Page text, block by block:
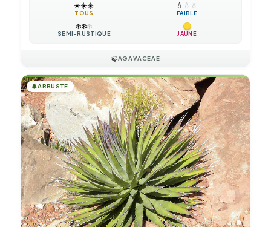
☀️☀️☀️
TOUS
💧 💧 💧
FAIBLE
❄️❄️❄️
SEMI-RUSTIQUE JAUNE
🍃AGAVACEAE
🌲ARBUSTE